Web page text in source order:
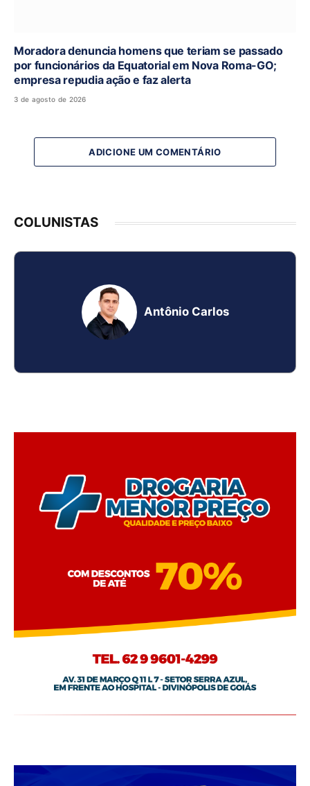
Moradora denuncia homens que teriam se passado
por funcionários da Equatorial em Nova Roma-GO;
empresa repudia ação e faz alerta
3 de agosto de 2026
ADICIONE UM COMENTÁRIO
COLUNISTAS
Antônio Carlos